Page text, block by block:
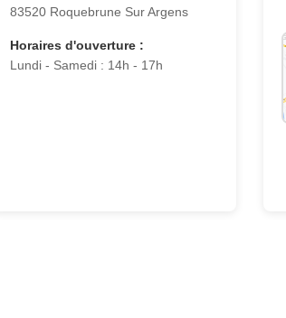
83520 Roquebrune Sur Argens
Horaires d'ouverture :
Lundi - Samedi : 14h - 17h